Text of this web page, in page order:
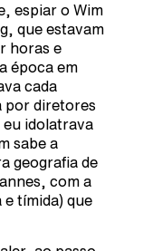
espiar o Wim
que estavam
horas e
época em
cada
por diretores
eu idolatrava
sabe a
geografia de
com a
tímida) que